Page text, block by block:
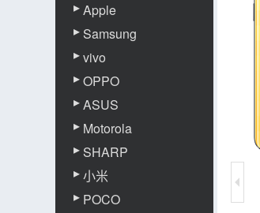
Apple
Samsung
vivo
OPPO
ASUS
Motorola
SHARP
小米
POCO